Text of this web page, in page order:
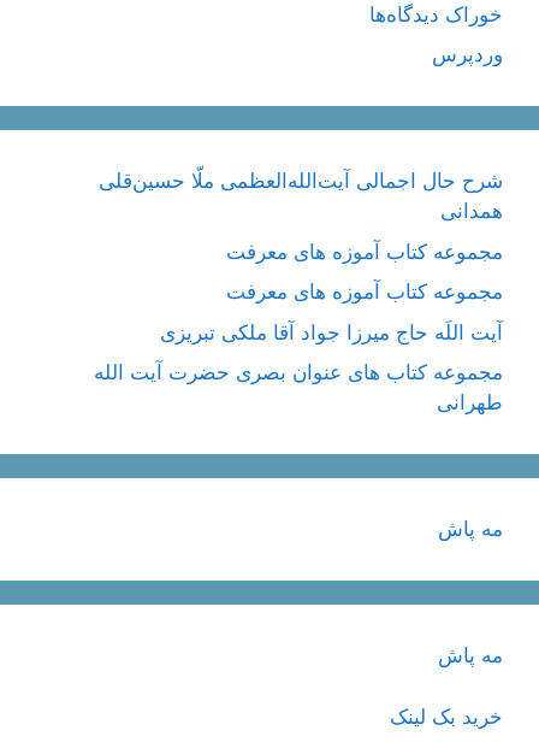
خوراک دیدگاه‌ها
وردپرس
شرح حال اجمالی آیت‌الله‌العظمی ملّا حسین‌قلی
همدانی
مجموعه کتاب آموزه های معرفت
مجموعه کتاب آموزه های معرفت
آیت اللَه حاج میرزا جواد آقا ملکی تبریزی
مجموعه کتاب های عنوان بصری حضرت آیت الله
طهرانی
مه پاش
مه پاش
خرید بک لینک